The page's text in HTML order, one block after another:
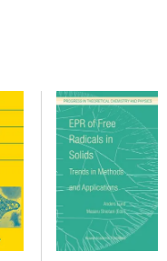
of intelligent
for the preparation,
polymers and smart
and smart